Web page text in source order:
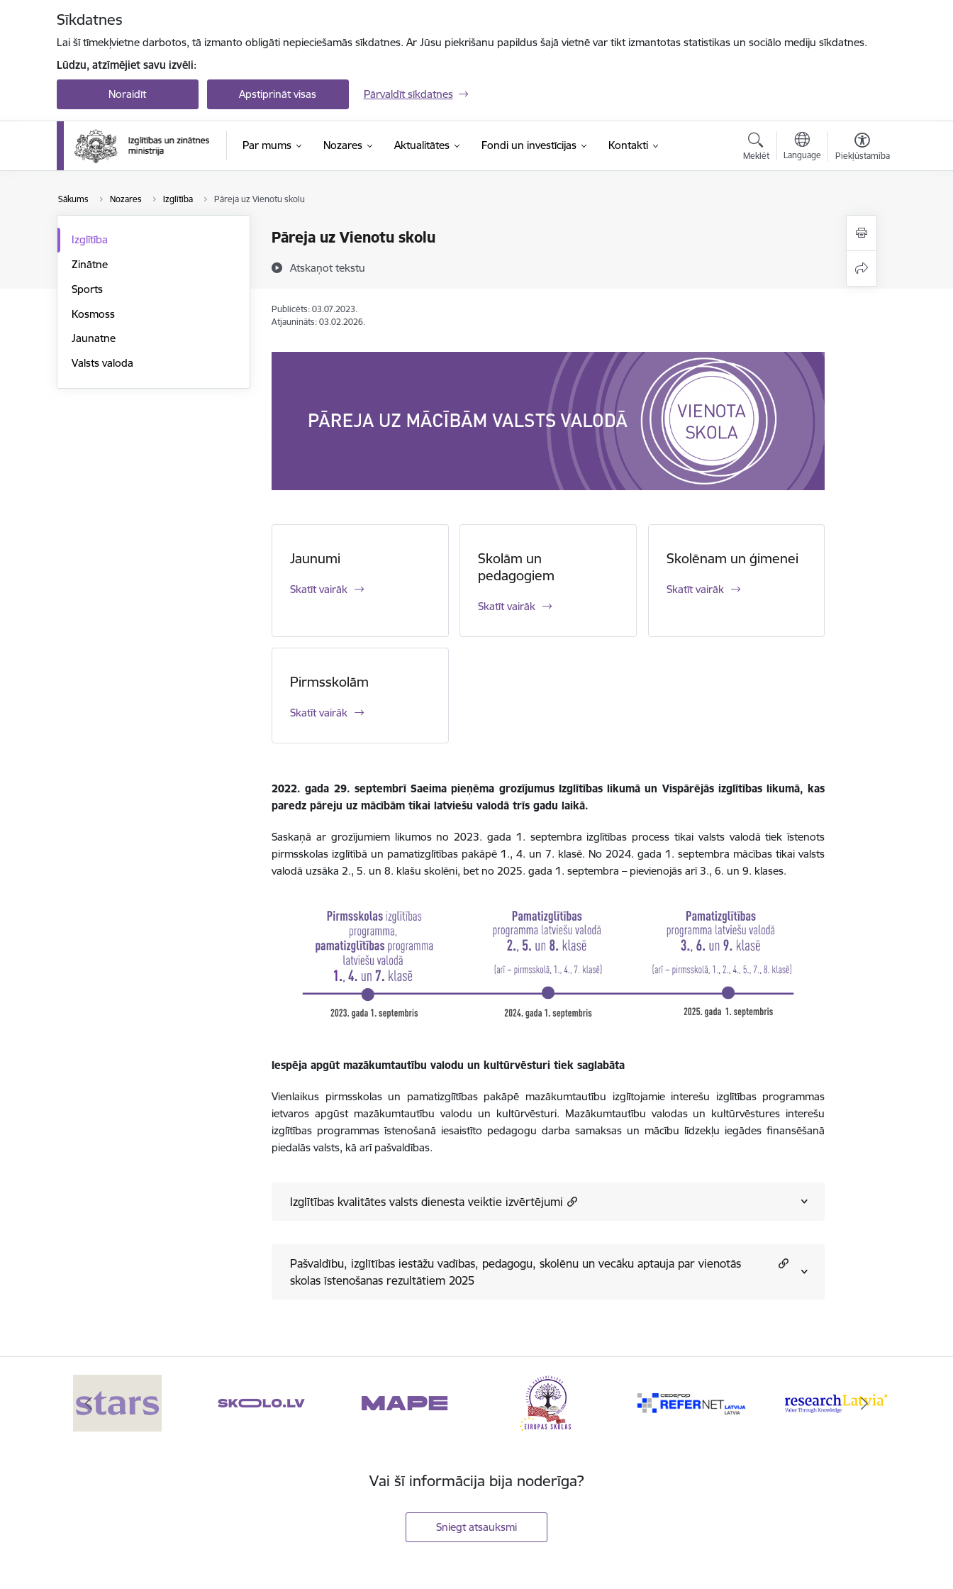
Sīkdatnes
Lai šī tīmekļvietne darbotos, tā izmanto obligāti nepieciešamās sīkdatnes. Ar Jūsu piekrišanu papildus šajā vietnē var tikt izmantotas statistikas un sociālo mediju sīkdatnes.
Lūdzu, atzīmējiet savu izvēli:
Noraidīt Apstiprināt visas Pārvaldīt sīkdatnes
Par mums Nozares Aktualitātes Fondi un investīcijas Kontakti
Meklēt Language Piekļūstamība
Sākums Nozares Izglītība Pāreja uz Vienotu skolu
Pāreja uz Vienotu skolu
Atskaņot tekstu
Izglītība
Zinātne
Sports
Kosmoss
Jaunatne
Valsts valoda
Publicēts: 03.07.2023.
Atjaunināts: 03.02.2026.
Jaunumi
Skatīt vairāk
Skolām un
pedagogiem
Skatīt vairāk
Skolēnam un ģimenei
Skatīt vairāk
Pirmsskolām
Skatīt vairāk
2022. gada 29. septembrī Saeima pieņēma grozījumus Izglītības likumā un Vispārējās izglītības likumā, kas
paredz pāreju uz mācībām tikai latviešu valodā trīs gadu laikā.
Saskaņā ar grozījumiem likumos no 2023. gada 1. septembra izglītības process tikai valsts valodā tiek īstenots
pirmsskolas izglītībā un pamatizglītības pakāpē 1., 4. un 7. klasē. No 2024. gada 1. septembra mācības tikai valsts
valodā uzsāka 2., 5. un 8. klašu skolēni, bet no 2025. gada 1. septembra – pievienojās arī 3., 6. un 9. klases.
Iespēja apgūt mazākumtautību valodu un kultūrvēsturi tiek saglabāta
Vienlaikus pirmsskolas un pamatizglītības pakāpē mazākumtautību izglītojamie interešu izglītības programmas
ietvaros apgūst mazākumtautību valodu un kultūrvēsturi. Mazākumtautību valodas un kultūrvēstures interešu
izglītības programmas īstenošanā iesaistīto pedagogu darba samaksas un mācību līdzekļu iegādes finansēšanā
piedalās valsts, kā arī pašvaldības.
Izglītības kvalitātes valsts dienesta veiktie izvērtējumi
Pašvaldību, izglītības iestāžu vadības, pedagogu, skolēnu un vecāku aptauja par vienotās
skolas īstenošanas rezultātiem 2025
Vai šī informācija bija noderīga?
Sniegt atsauksmi